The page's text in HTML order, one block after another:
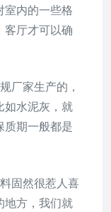
室内的一些格
客厅才可以确
厂家生产的，
如水泥灰，就
质期一般都是
固然很惹人喜
地方，我们就